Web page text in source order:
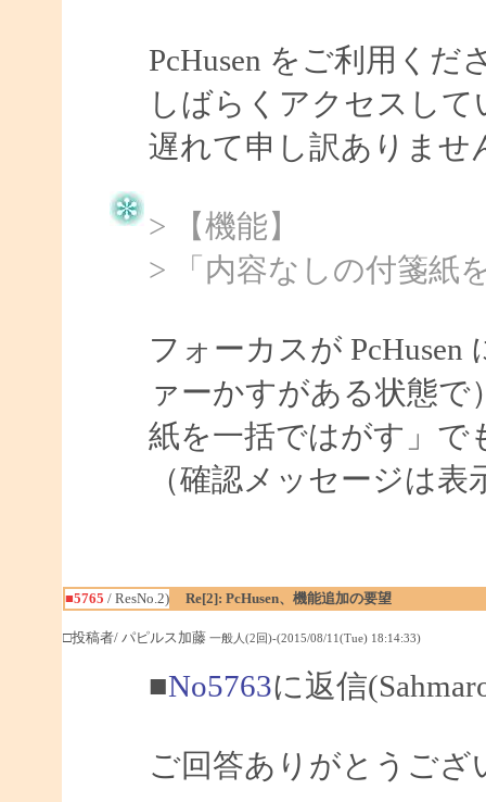
PcHusen をご利用く
しばらくアクセスし
遅れて申し訳ありませ
> 【機能】
> 「内容なしの付箋紙
フォーカスが
ァーかすがある状態
紙を一括ではがす」で
（確認メッセージは表
■5765 / ResNo.2) Re[2]: PcHusen、機能追加の要望
□投稿者/ パピルス加藤 一般人(2回)-(2015/08/11(Tue) 18:14:33)
■No5763に返信
ご回答ありがとうござ